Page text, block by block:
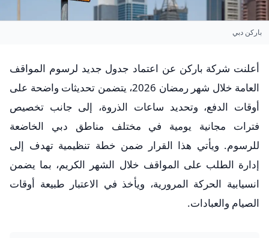
باركن دبي
أعلنت شركة باركن عن اعتماد جدول جديد لرسوم المواقف
العامة خلال شهر رمضان 2026، يتضمن تحديثات واضحة على
أوقات الدفع، وتحديد ساعات الذروة، إلى جانب تخصيص
فترات مجانية يومية في مختلف مناطق دبي الخاضعة
للرسوم. ويأتي هذا القرار ضمن خطة تنظيمية تهدف إلى
إدارة الطلب على المواقف خلال الشهر الكريم، بما يضمن
انسيابية الحركة المرورية، ويأخذ في الاعتبار طبيعة أوقات
الصيام والعبادات.